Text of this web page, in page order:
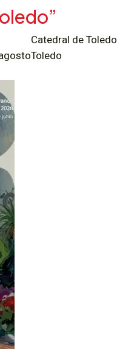
Catedral de Toledo
Toledo